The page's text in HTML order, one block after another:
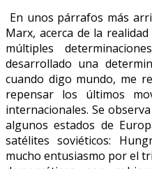
En unos párrafos más
Marx, acerca de la
múltiples
desarrollado una
cuando digo mundo, me
repensar los últimos
internacionales. Se
algunos estados de
satélites soviéticos:
mucho entusiasmo por el